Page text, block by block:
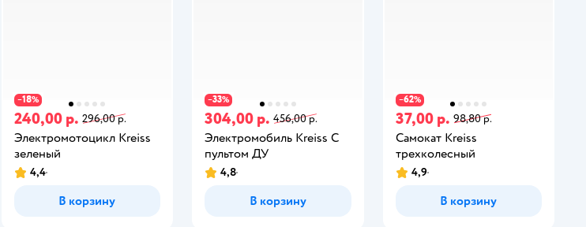
−18%
240,00 р. 296,00 р.
Электромотоцикл Kreiss
зеленый
4,4
В корзину
−33%
304,00 р. 456,00 р.
Электромобиль Kreiss С
пультом ДУ
4,8
В корзину
−62%
37,00 р. 98,80 р.
Самокат Kreiss
трехколесный
4,9
В корзину